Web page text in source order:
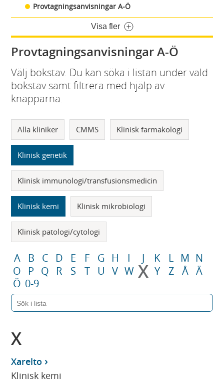
Provtagningsanvisningar A-Ö
Visa fler
Provtagningsanvisningar A-Ö
Välj bokstav. Du kan söka i listan under vald
bokstav samt filtrera med hjälp av
knapparna.
Alla kliniker CMMS Klinisk farmakologi
Klinisk genetik
Klinisk immunologi/transfusionsmedicin
Klinisk kemi Klinisk mikrobiologi
Klinisk patologi/cytologi
A B C D E F G H I J K L M N
O
P Q R S T U V W X Y Z Å Ä
Ö 0-9
X
Xarelto
Klinisk kemi